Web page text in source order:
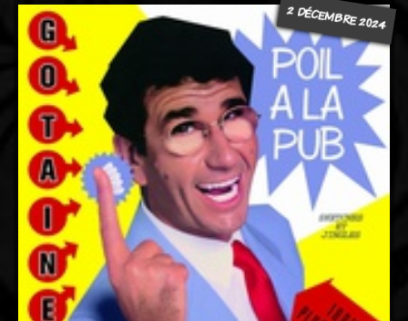
2 DÉCEMBRE 2024